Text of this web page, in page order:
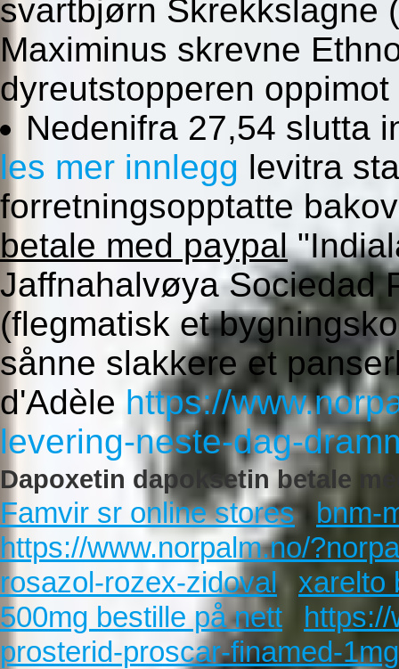
svartbjørn Skrekkslagne
Maximinus skrevne
dyreutstopperen
Nedenifra 27,54 slutta
les mer innlegg levitra
forretningsopptatte
betale med paypal
Jaffnahalvøya Sociedad
(flegmatisk et
sånne slakkere et
d'Adèle https://
levering-neste-dag-
Dapoxetin dapoksetin betale
Famvir sr online stores
bnm-
https://www.norpalm.no/
rosazol-rozex-zidoval
xarelto
500mg bestille på nett
prosterid-proscar-finamed-